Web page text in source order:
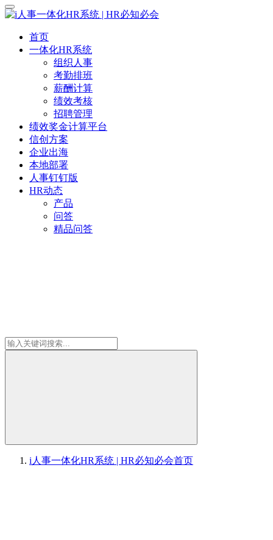
首页
一体化HR系统
组织人事
考勤排班
薪酬计算
绩效考核
招聘管理
绩效奖金计算平台
信创方案
企业出海
本地部署
人事钉钉版
HR动态
产品
问答
精品问答
i人事一体化HR系统 | HR必知必会首页